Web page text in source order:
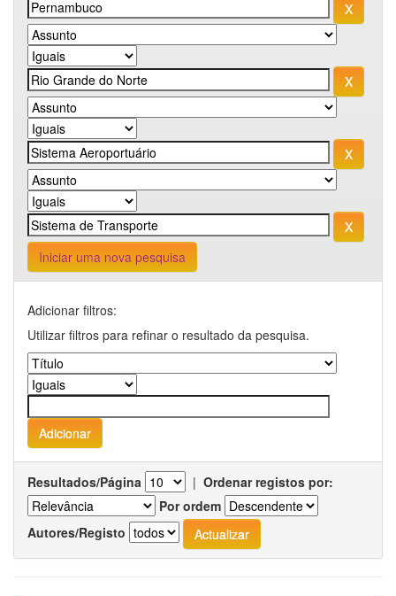
Iniciar uma nova pesquisa
Adicionar filtros:
Utilizar filtros para refinar o resultado da pesquisa.
Resultados/Página | Ordenar registos por:
Por ordem
Autores/Registo